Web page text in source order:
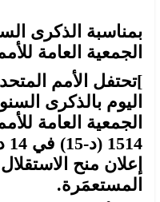
الجمعية العامة للأمم
]تحتفل الأمم
الجمعية العامة
إعلان منح
المستعمَرة.